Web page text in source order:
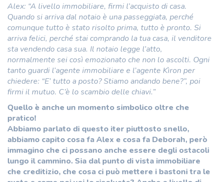
Alex: “A livello immobiliare, firmi l’acquisto di casa.
Quando si arriva dal notaio è una passeggiata, perché
comunque tutto è stato risolto prima, tutto è pronto. Si
arriva felici, perché stai comprando la tua casa, il venditore
sta vendendo casa sua. Il notaio legge l’atto,
normalmente sei così emozionato che non lo ascolti. Ogni
tanto guardi l’agente immobiliare e l’agente Kìron per
chiedere: “E’ tutto a posto? Stiamo andando bene?”, poi
firmi il mutuo. C’è lo scambio delle chiavi.”
Quello è anche un momento simbolico oltre che
pratico!
Abbiamo parlato di questo iter piuttosto snello,
abbiamo capito cosa fa Alex e cosa fa Deborah, però
immagino che ci possano anche essere degli ostacoli
lungo il cammino. Sia dal punto di vista immobiliare
che creditizio, che cosa ci può mettere i bastoni tra le